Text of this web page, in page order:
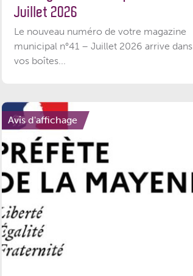
Juillet 2026
Le nouveau numéro de votre magazine
municipal n°41 – Juillet 2026 arrive dans
vos boîtes...
Avis d'affichage